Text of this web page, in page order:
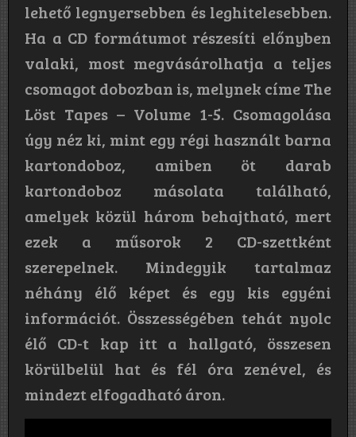
lehető legnyersebben és leghitelesebben.
Ha a CD formátumot részesíti előnyben
valaki, most megvásárolhatja a teljes
csomagot dobozban is, melynek címe The
Löst Tapes – Volume 1-5. Csomagolása
úgy néz ki, mint egy régi használt barna
kartondoboz, amiben öt darab
kartondoboz másolata található,
amelyek közül három behajtható, mert
ezek a műsorok 2 CD-szettként
szerepelnek. Mindegyik tartalmaz
néhány élő képet és egy kis egyéni
információt. Összességében tehát nyolc
élő CD-t kap itt a hallgató, összesen
körülbelül hat és fél óra zenével, és
mindezt elfogadható áron.